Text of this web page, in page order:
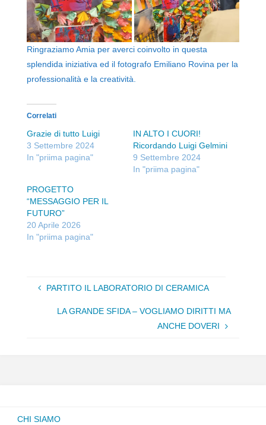
Ringraziamo Amia per averci coinvolto in questa
splendida iniziativa ed il fotografo Emiliano Rovina per la
professionalità e la creatività.
Correlati
Grazie di tutto Luigi
3 Settembre 2024
In "priima pagina"
IN ALTO I CUORI!
Ricordando Luigi Gelmini
9 Settembre 2024
In "priima pagina"
PROGETTO
“MESSAGGIO PER IL
FUTURO”
20 Aprile 2026
In "priima pagina"
PARTITO IL LABORATORIO DI CERAMICA
LA GRANDE SFIDA – VOGLIAMO DIRITTI MA
ANCHE DOVERI
CHI SIAMO